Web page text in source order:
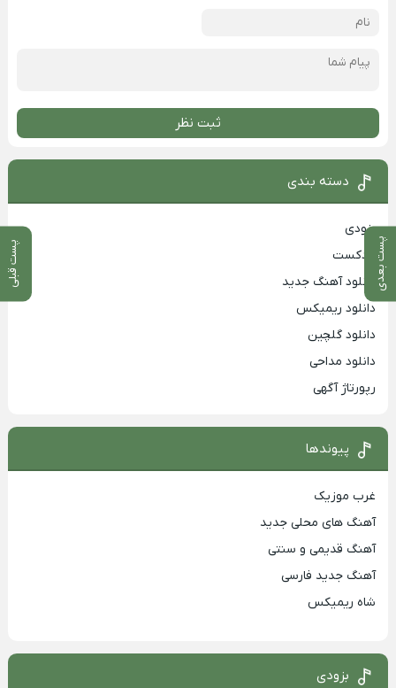
پست بعدی پست قبلی
ثبت نظر
دسته بندی
بزودی
پادکست
دانلود آهنگ جدید
دانلود ریمیکس
دانلود گلچین
دانلود مداحی
رپورتاژ آگهی
پیوندها
غرب موزیک
آهنگ های محلی جدید
آهنگ قدیمی و سنتی
آهنگ جدید فارسی
شاه ریمیکس
بزودی